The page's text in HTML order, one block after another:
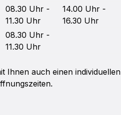
08.30 Uhr -
11.30 Uhr
14.00 Uhr -
16.30 Uhr
08.30 Uhr -
11.30 Uhr
Ihnen auch einen individuellen